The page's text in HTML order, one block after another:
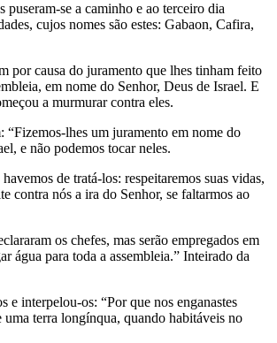
puseram-se a caminho e ao terceiro dia
cujos nomes são estes: Gabaon, Cafira,
por causa do juramento que lhes tinham feito
em nome do Senhor, Deus de Israel. E
a murmurar contra eles.
“Fizemos-lhes um juramento em nome do
e não podemos tocar neles.
de tratá-los: respeitaremos suas vidas,
contra nós a ira do Senhor, se faltarmos ao
os chefes, mas serão empregados em
água para toda a assembleia.” Inteirado da
e interpelou-os: “Por que nos enganastes
uma terra longínqua, quando habitáveis no